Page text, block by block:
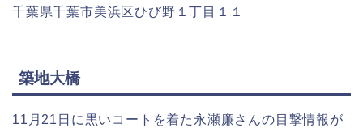
千葉県千葉市美浜区ひび野１丁目１１
築地大橋
11月21日に黒いコートを着た永瀬廉さんの目撃情報が